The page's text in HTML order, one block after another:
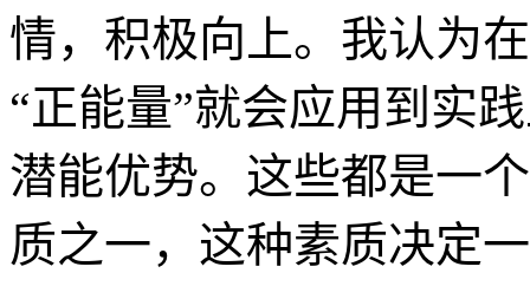
运营操盘手，企业管理
的城市与地产策划人，
天，伴随着他的是实践
再思考。如果说每一个